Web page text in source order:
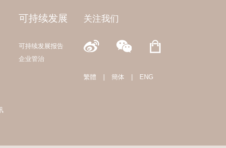
可持续发展
可持续发展报告
企业管治
关注我们
繁體 簡体 ENG